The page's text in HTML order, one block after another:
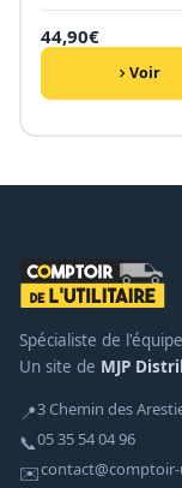
44,90€
Voir
Spécialiste de
Un site de MJP
📍3 Chemin des
📞05 35 54 04 96
✉️